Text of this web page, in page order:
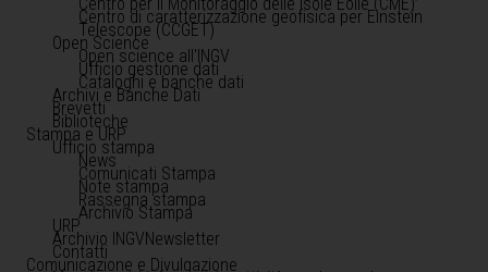
Centro di caratterizzazione geofisica per Einstein
Telescope (CCGET)
Open Science
Open science all'INGV
Ufficio gestione dati
Cataloghi e banche dati
Archivi e Banche Dati
Brevetti
Biblioteche
Stampa e URP
Ufficio stampa
News
Comunicati Stampa
Note stampa
Rassegna stampa
Archivio Stampa
URP
Archivio INGVNewsletter
Contatti
Comunicazione e Divulgazione